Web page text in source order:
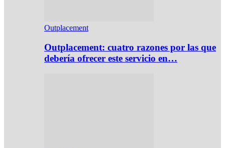
Outplacement
Outplacement: cuatro razones por las que
debería ofrecer este servicio en…